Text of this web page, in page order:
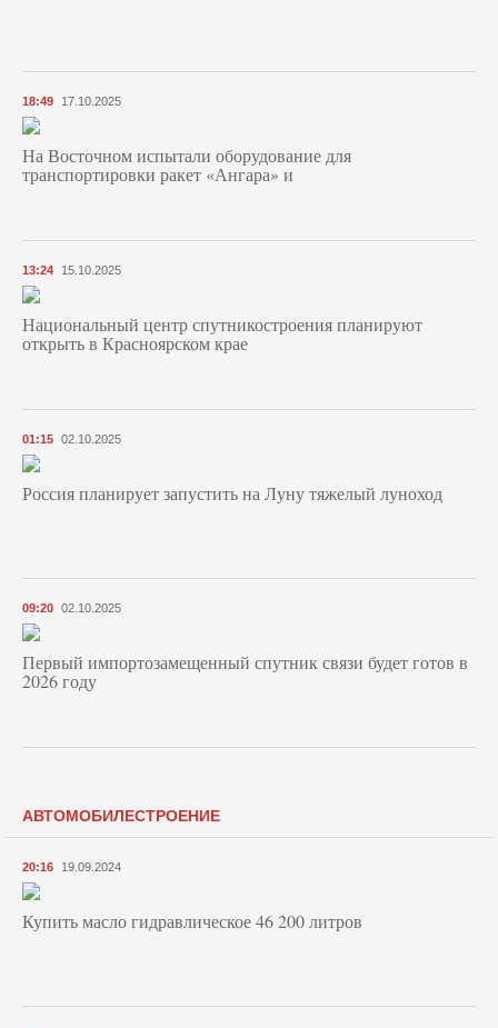
18:49 17.10.2025
На Восточном испытали оборудование для
транспортировки ракет «Ангара» и
13:24 15.10.2025
Национальный центр спутникостроения планируют
открыть в Красноярском крае
01:15 02.10.2025
Россия планирует запустить на Луну тяжелый луноход
09:20 02.10.2025
Первый импортозамещенный спутник связи будет готов в
2026 году
АВТОМОБИЛЕСТРОЕНИЕ
20:16 19.09.2024
Купить масло гидравлическое 46 200 литров